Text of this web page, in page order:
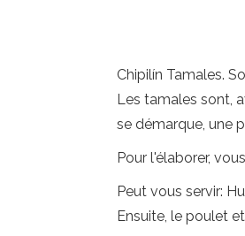
Chipilín Tamales.
Les tamales sont,
se démarque, une
Pour l'élaborer,
Peut vous servir:
Ensuite, le poulet